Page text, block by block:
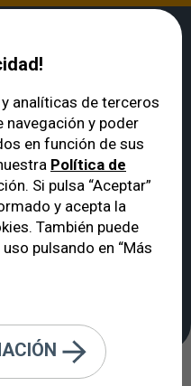
La participación de nuestros
el
el 99º
analíticas de terceros
navegación y poder
en función de sus
Política de
Si pulsa “Aceptar”
y acepta la
También puede
pulsando en “Más